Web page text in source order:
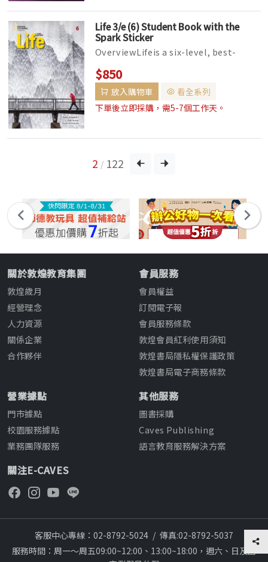
Life 3/e (6) Student Book with the
Spark Sticker
OverviewLifeis a six-level, best-
selling integrated-skills series with
grammar and vocabulary for yo...
$850
放入購物車
看全系列
下單後立即採購，需5-7個工作天。
2 / 122
關於敦煌教育集團
敦煌歲月
經營理念
人力資源
關係企業
合作夥伴
會員服務
會員權益
訂閱電子報
會員服務條款
敦煌會員紅利使用須知
敦煌書局隱私權保護政策
敦煌書局電子商務條款
營業據點
門市據點
校園服務據點
業務團隊服務
其他服務
圖書採購
Caves Publishing
語言教育服務解決方案
關注E-CAVES
客服中心專線：02-8792-5024 / 傳真:02-8792-5037
服務時間：周一～周五09:00~12:00、13:00~18:00，週六、日及國